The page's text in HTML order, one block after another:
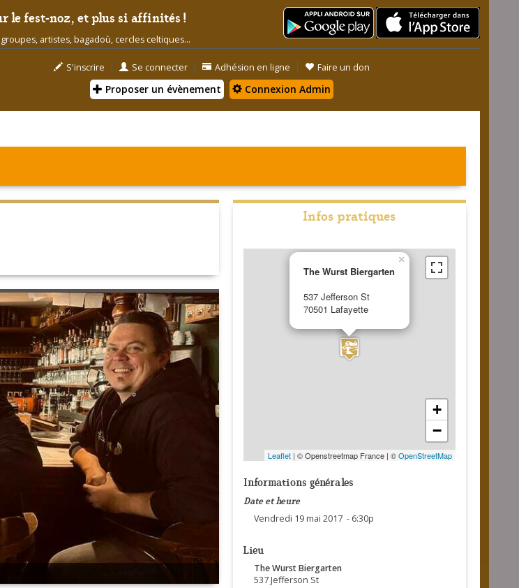
le fest-noz, et plus si affinités !
artistes, bagadoù, cercles celtiques...
S'inscrire | Se connecter | Adhésion en ligne | Faire un don
Proposer un évènement Connexion Admin
Infos pratiques
The Wurst Biergarten
537 Jefferson St
70501 Lafayette
×
+
−
Leaflet| © Openstreetmap France | ©OpenStreetMap
Informations générales
Date et heure
Vendredi 19 mai 2017 - 6:30p
Lieu
The Wurst Biergarten
537 Jefferson St